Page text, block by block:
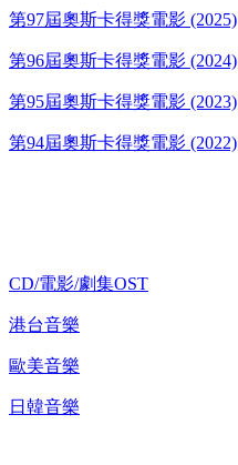
第97屆奧斯卡得獎電影 (2025)
第96屆奧斯卡得獎電影 (2024)
第95屆奧斯卡得獎電影 (2023)
第94屆奧斯卡得獎電影 (2022)
CD/電影/劇集OST
港台音樂
歐美音樂
日韓音樂